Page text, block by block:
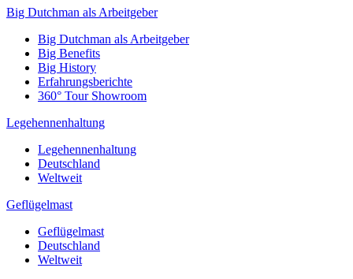
Big Dutchman als Arbeitgeber
Big Dutchman als Arbeitgeber
Big Benefits
Big History
Erfahrungsberichte
360° Tour Showroom
Legehennenhaltung
Legehennenhaltung
Deutschland
Weltweit
Geflügelmast
Geflügelmast
Deutschland
Weltweit